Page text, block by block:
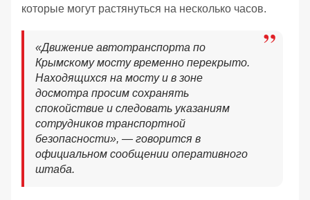
которые могут растянуться на несколько часов.
«Движение автотранспорта по
Крымскому мосту временно перекрыто.
Находящихся на мосту и в зоне
досмотра просим сохранять
спокойствие и следовать указаниям
сотрудников транспортной
безопасности», — говорится в
официальном сообщении оперативного
штаба.